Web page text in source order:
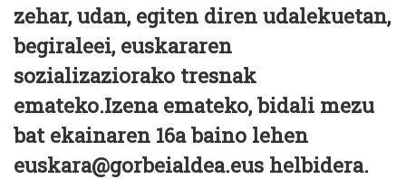
zehar, udan, egiten diren udalekuetan,
begiraleei, euskararen
sozializaziorako tresnak
emateko.Izena emateko, bidali mezu
bat ekainaren 16a baino lehen
euskara@gorbeialdea.eus helbidera.